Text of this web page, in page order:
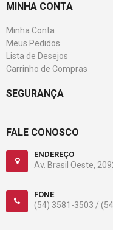
MINHA CONTA
Minha Conta
Meus Pedidos
Lista de Desejos
Carrinho de Compras
SEGURANÇA
FALE CONOSCO
ENDEREÇO
Av. Brasil Oeste,
FONE
(54) 3581-3503 /